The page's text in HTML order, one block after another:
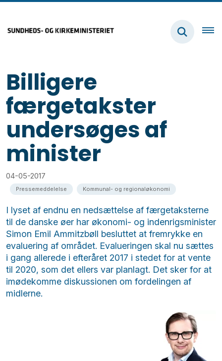
Billigere
færgetakster
undersøges af
minister
04-05-2017
Pressemeddelelse Kommunal- og regionaløkonomi
I lyset af endnu en nedsættelse af færgetaksterne
til de danske øer har økonomi- og indenrigsminister
Simon Emil Ammitzbøll besluttet at fremrykke en
evaluering af området. Evalueringen skal nu sættes
i gang allerede i efteråret 2017 i stedet for at vente
til 2020, som det ellers var planlagt. Det sker for at
imødekomme diskussionen om fordelingen af
midlerne.